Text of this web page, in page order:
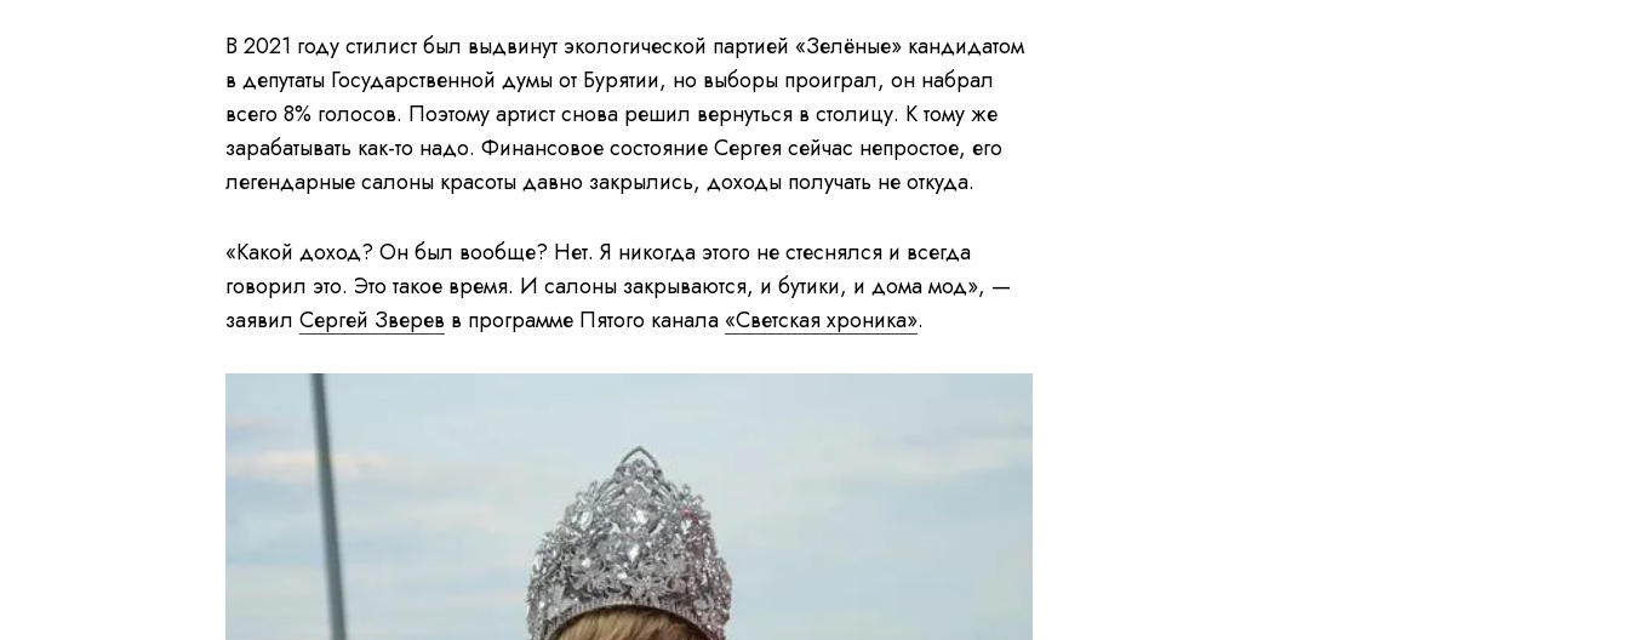
В 2021 году стилист был выдвинут экологической партией «Зелёные» кандидатом
в депутаты Государственной думы от Бурятии, но выборы проиграл, он набрал
всего 8% голосов. Поэтому артист снова решил вернуться в столицу. К тому же
зарабатывать как-то надо. Финансовое состояние Сергея сейчас непростое, его
легендарные салоны красоты давно закрылись, доходы получать не откуда.
«Какой доход? Он был вообще? Нет. Я никогда этого не стеснялся и всегда
говорил это. Это такое время. И салоны закрываются, и бутики, и дома мод», —
заявил Сергей Зверев в программе Пятого канала «Светская хроника».